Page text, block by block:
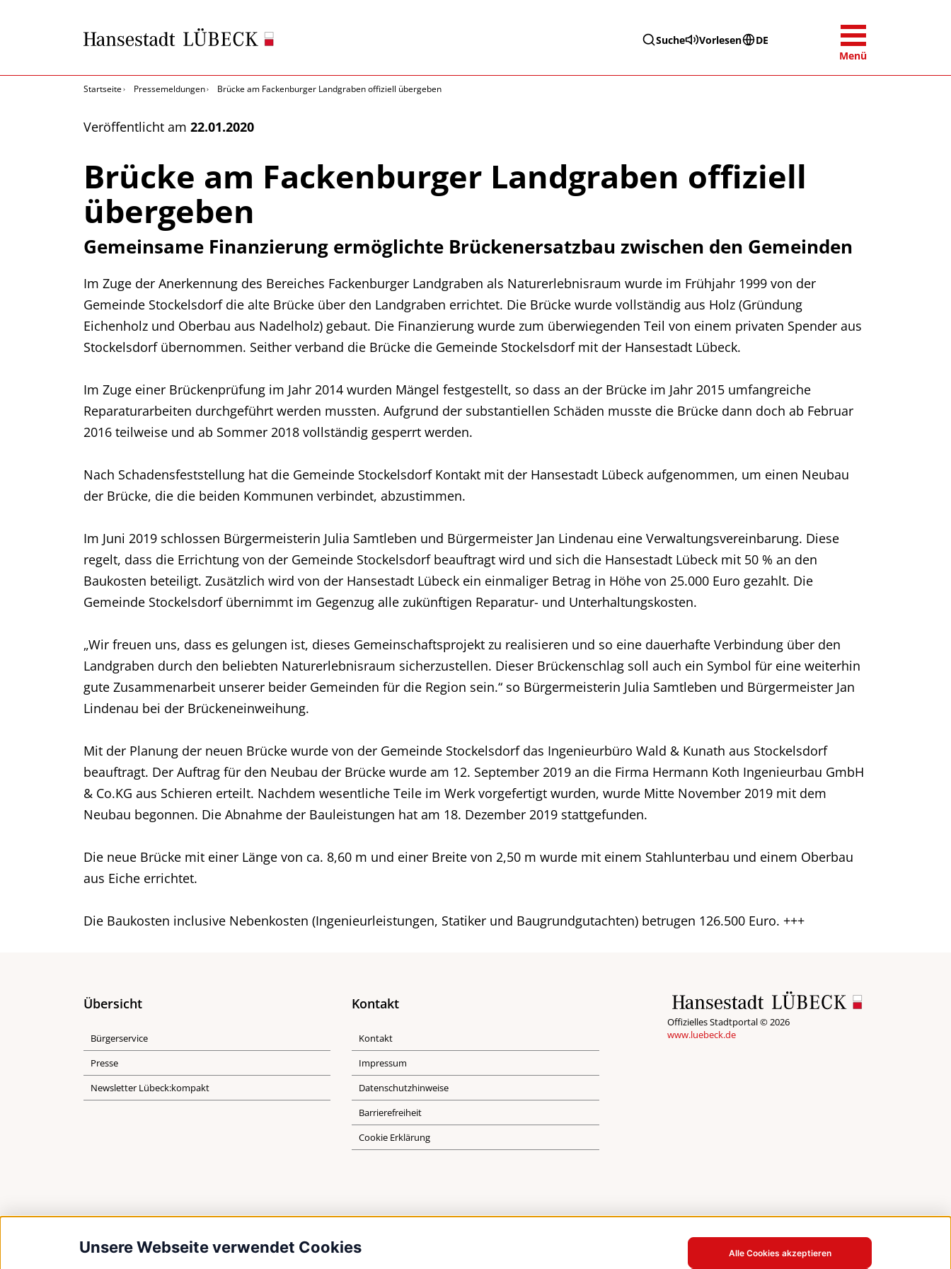
Unsere Webseite verwendet Cookies Alle Cookies akzeptieren
Suche Vorlesen
DE
Menü
Startseite Pressemeldungen Brücke am Fackenburger Landgraben offiziell übergeben
Veröffentlicht am 22.01.2020
Brücke am Fackenburger Landgraben offiziell
übergeben
Gemeinsame Finanzierung ermöglichte Brückenersatzbau zwischen den Gemeinden
Im Zuge der Anerkennung des Bereiches Fackenburger Landgraben als Naturerlebnisraum wurde im Frühjahr 1999 von der
Gemeinde Stockelsdorf die alte Brücke über den Landgraben errichtet. Die Brücke wurde vollständig aus Holz (Gründung
Eichenholz und Oberbau aus Nadelholz) gebaut. Die Finanzierung wurde zum überwiegenden Teil von einem privaten Spender aus
Stockelsdorf übernommen. Seither verband die Brücke die Gemeinde Stockelsdorf mit der Hansestadt Lübeck.
Im Zuge einer Brückenprüfung im Jahr 2014 wurden Mängel festgestellt, so dass an der Brücke im Jahr 2015 umfangreiche
Reparaturarbeiten durchgeführt werden mussten. Aufgrund der substantiellen Schäden musste die Brücke dann doch ab Februar
2016 teilweise und ab Sommer 2018 vollständig gesperrt werden.
Nach Schadensfeststellung hat die Gemeinde Stockelsdorf Kontakt mit der Hansestadt Lübeck aufgenommen, um einen Neubau
der Brücke, die die beiden Kommunen verbindet, abzustimmen.
Im Juni 2019 schlossen Bürgermeisterin Julia Samtleben und Bürgermeister Jan Lindenau eine Verwaltungsvereinbarung. Diese
regelt, dass die Errichtung von der Gemeinde Stockelsdorf beauftragt wird und sich die Hansestadt Lübeck mit 50 % an den
Baukosten beteiligt. Zusätzlich wird von der Hansestadt Lübeck ein einmaliger Betrag in Höhe von 25.000 Euro gezahlt. Die
Gemeinde Stockelsdorf übernimmt im Gegenzug alle zukünftigen Reparatur- und Unterhaltungskosten.
„Wir freuen uns, dass es gelungen ist, dieses Gemeinschaftsprojekt zu realisieren und so eine dauerhafte Verbindung über den
Landgraben durch den beliebten Naturerlebnisraum sicherzustellen. Dieser Brückenschlag soll auch ein Symbol für eine weiterhin
gute Zusammenarbeit unserer beider Gemeinden für die Region sein.“ so Bürgermeisterin Julia Samtleben und Bürgermeister Jan
Lindenau bei der Brückeneinweihung.
Mit der Planung der neuen Brücke wurde von der Gemeinde Stockelsdorf das Ingenieurbüro Wald & Kunath aus Stockelsdorf
beauftragt. Der Auftrag für den Neubau der Brücke wurde am 12. September 2019 an die Firma Hermann Koth Ingenieurbau GmbH
& Co.KG aus Schieren erteilt. Nachdem wesentliche Teile im Werk vorgefertigt wurden, wurde Mitte November 2019 mit dem
Neubau begonnen. Die Abnahme der Bauleistungen hat am 18. Dezember 2019 stattgefunden.
Die neue Brücke mit einer Länge von ca. 8,60 m und einer Breite von 2,50 m wurde mit einem Stahlunterbau und einem Oberbau
aus Eiche errichtet.
Die Baukosten inclusive Nebenkosten (Ingenieurleistungen, Statiker und Baugrundgutachten) betrugen 126.500 Euro. +++
Übersicht
Bürgerservice
Presse
Newsletter Lübeck:kompakt
Kontakt
Kontakt
Impressum
Datenschutzhinweise
Barrierefreiheit
Cookie Erklärung
Offizielles Stadtportal © 2026
www.luebeck.de